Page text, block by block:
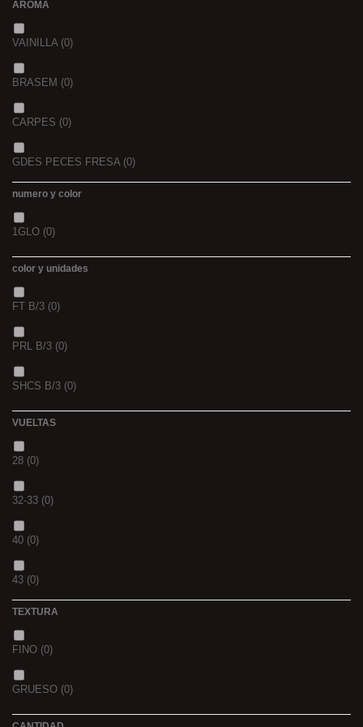
2,3
AROMA
VAINILLA(0)
BRASEM (0)
CARPES (0)
GDES PECES FRESA(0)
GDES. PECES MAIZ
GDES. PECES SCOPEX
PIÑA
SCOPEX
TUTTI
FRESA
MIEL(0)
OCEAN LIVER
GOLDEN X
numero y color
1GLO (0)
color y unidades
FT B/3 (0)
PRL B/3 (0)
SHCS B/3 (0)
VUELTAS
28 (0)
32-33 (0)
40 (0)
43 (0)
TEXTURA
FINO (0)
GRUESO (0)